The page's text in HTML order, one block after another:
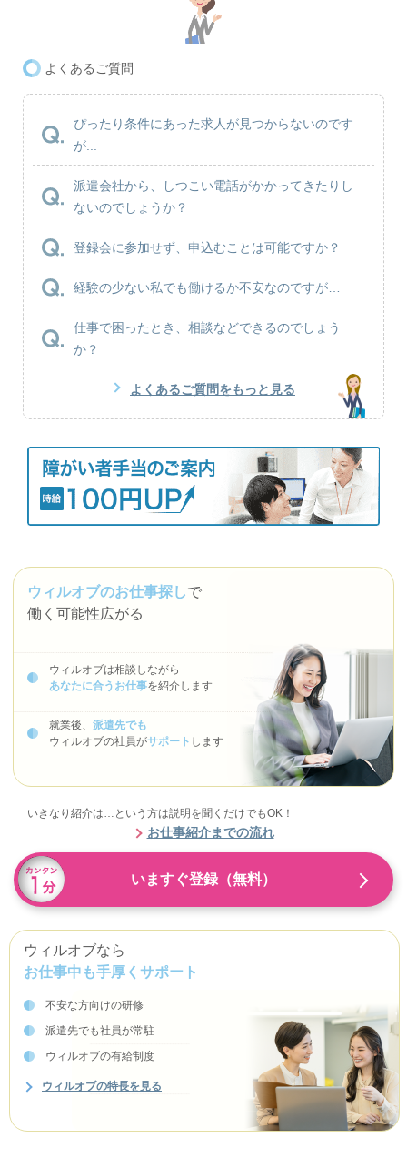
よくあるご質問
ぴったり条件にあった求人が見つからないのです
が...
派遣会社から、しつこい電話がかかってきたりし
ないのでしょうか？
登録会に参加せず、申込むことは可能ですか？
経験の少ない私でも働けるか不安なのですが…
仕事で困ったとき、相談などできるのでしょう
か？
よくあるご質問をもっと見る
ウィルオブのお仕事探しで
働く可能性広がる
ウィルオブは相談しながら
あなたに合うお仕事を紹介します
就業後、 派遣先でも
ウィルオブの社員がサポート します
いきなり紹介は…という方は説明を聞くだけでもOK！
お仕事紹介までの流れ
いますぐ登録（無料）
ウィルオブなら
お仕事中も手厚くサポート
不安な方向けの研修
派遣先でも社員が常駐
ウィルオブの有給制度
ウィルオブの特長を見る